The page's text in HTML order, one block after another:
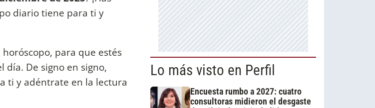
diario tiene para ti y
para que estés
De signo en signo,
ti y adéntrate en la lectura
Lo más visto en Perfil
Encuesta rumbo a 2027: cuatro
consultoras midieron el desgaste